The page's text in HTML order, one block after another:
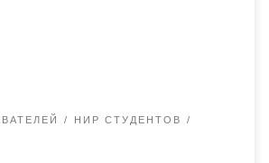
НИР СТУДЕНТОВ